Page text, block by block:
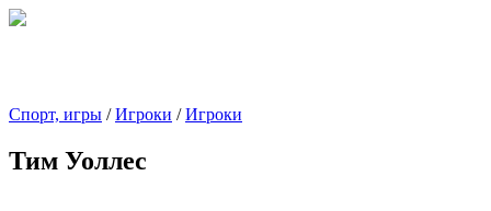
Спорт, игры /Игроки /Игроки
Тим Уоллес